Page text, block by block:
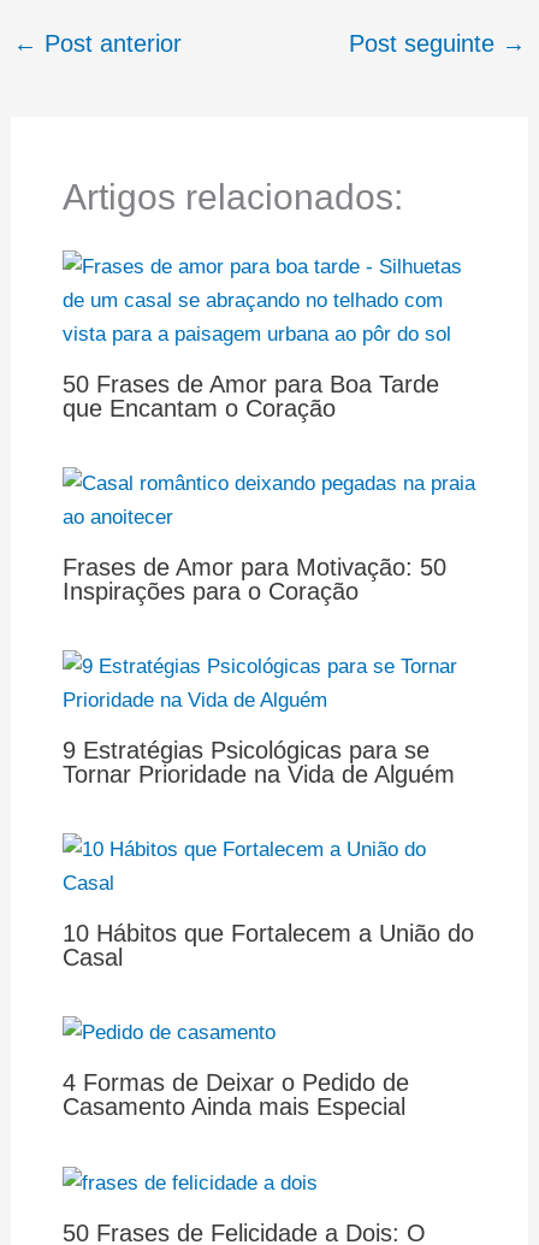
← Post anterior Post seguinte →
Artigos relacionados:
50 Frases de Amor para Boa Tarde
que Encantam o Coração
Frases de Amor para Motivação: 50
Inspirações para o Coração
9 Estratégias Psicológicas para se
Tornar Prioridade na Vida de Alguém
10 Hábitos que Fortalecem a União do
Casal
4 Formas de Deixar o Pedido de
Casamento Ainda mais Especial
50 Frases de Felicidade a Dois: O